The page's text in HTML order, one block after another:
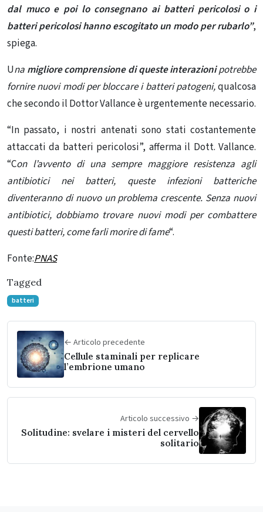
dal muco e poi lo consegnano ai batteri pericolosi o i
batteri pericolosi hanno escogitato un modo per rubarlo”,
spiega.
Una migliore comprensione di queste interazionipotrebbe
fornire nuovi modi per bloccare i batteri patogeni,qualcosa
che secondo il Dottor Vallance è urgentemente necessario.
“In passato, i nostri antenati sono stati costantemente
attaccati da batteri pericolosi”, afferma il Dott. Vallance.
“Con l’avvento di una sempre maggiore resistenza agli
antibiotici nei batteri, queste infezioni batteriche
diventeranno di nuovo un problema crescente. Senza nuovi
antibiotici, dobbiamo trovare nuovi modi per combattere
questi batteri, come farli morire di fame“.
Fonte:PNAS
Tagged
batteri
← Articolo precedente
Cellule staminali per replicare
l’embrione umano
Articolo successivo →
Solitudine: svelare i misteri del cervello
solitario